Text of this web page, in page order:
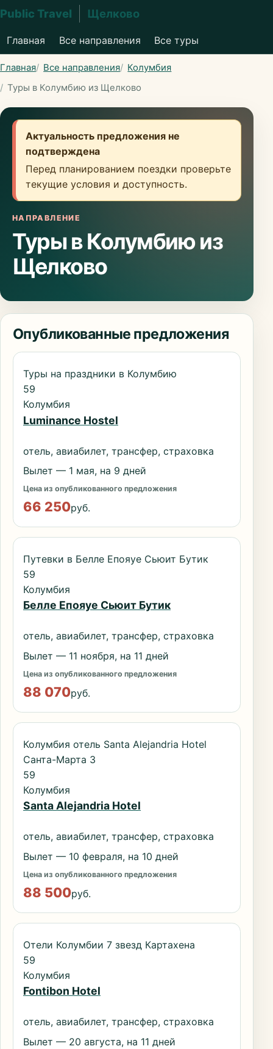
Public Travel Щелково
Главная Все направления Все туры
Главная Все направления
Колумбия
Туры в Колумбию из Щелково
Актуальность предложения не
подтверждена
Перед планированием поездки проверьте
текущие условия и доступность.
НАПРАВЛЕНИЕ
Туры в Колумбию из
Щелково
Опубликованные предложения
Туры на праздники в Колумбию
59
Колумбия
Luminance Hostel
отель, авиабилет, трансфер, страховка
Вылет — 1 мая, на 9 дней
Цена из опубликованного предложения
66 250руб.
Путевки в Белле Епояуе Сьюит Бутик
59
Колумбия
Белле Епояуе Сьюит Бутик
отель, авиабилет, трансфер, страховка
Вылет — 11 ноября, на 11 дней
Цена из опубликованного предложения
88 070руб.
Колумбия отель Santa Alejandria Hotel
Санта-Марта 3
59
Колумбия
Santa Alejandria Hotel
отель, авиабилет, трансфер, страховка
Вылет — 10 февраля, на 10 дней
Цена из опубликованного предложения
88 500руб.
Отели Колумбии 7 звезд Картахена
59
Колумбия
Fontibon Hotel
отель, авиабилет, трансфер, страховка
Вылет — 20 августа, на 11 дней